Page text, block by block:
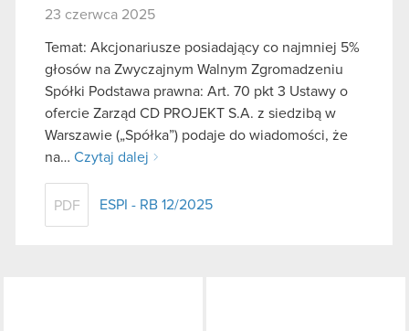
23 czerwca 2025
Temat: Akcjonariusze posiadający co najmniej 5%
głosów na Zwyczajnym Walnym Zgromadzeniu
Spółki Podstawa prawna: Art. 70 pkt 3 Ustawy o
ofercie Zarząd CD PROJEKT S.A. z siedzibą w
Warszawie („Spółka”) podaje do wiadomości, że
na… Czytaj dalej
PDF ESPI - RB 12/2025